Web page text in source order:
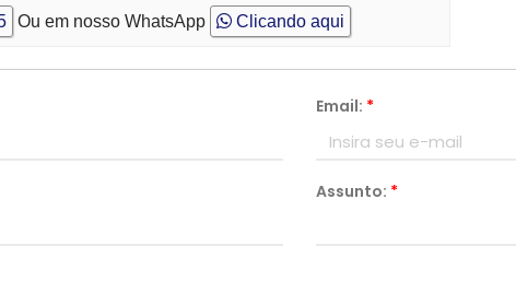
Ou em nosso WhatsApp Clicando aqui
Email: *
Assunto: *